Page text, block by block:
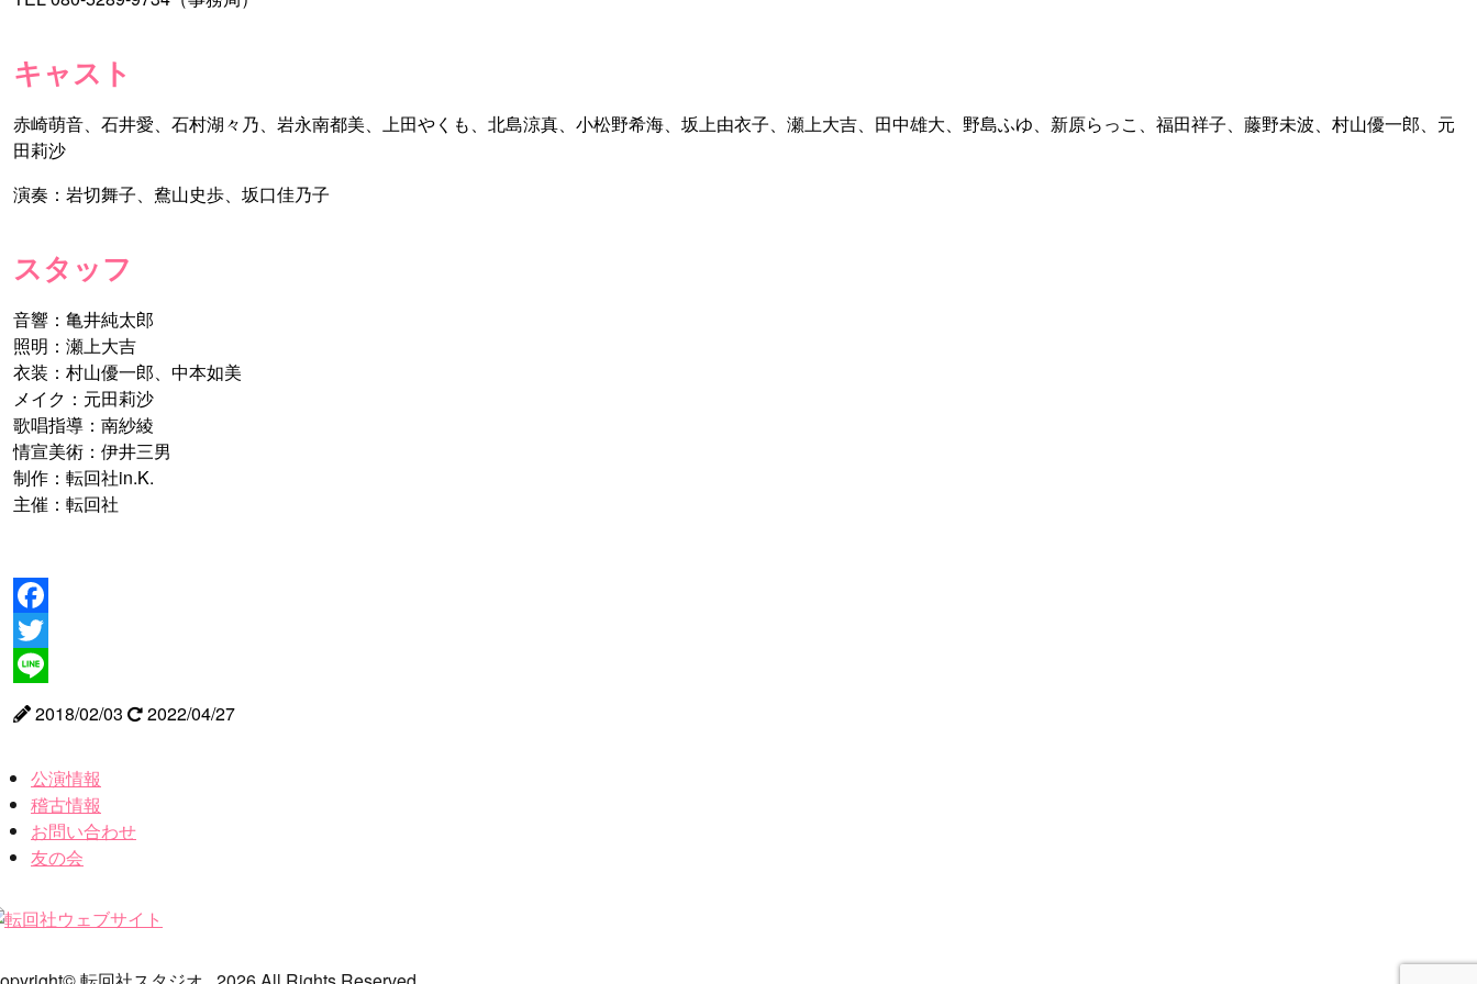
キャスト
赤崎萌音、石井愛、石村湖々乃、岩永南都美、上田やくも、北島涼真、小松野希海、坂上由衣子、瀬上大吉、田中雄大、野島ふゆ、新原らっこ、福田祥子、藤野未波、村山優一郎、元
田莉沙
演奏：岩切舞子、鴦山史歩、坂口佳乃子
スタッフ
音響：亀井純太郎
照明：瀬上大吉
衣装：村山優一郎、中本如美
メイク：元田莉沙
歌唱指導：南紗綾
情宣美術：伊井三男
制作：転回社in.K.
主催：転回社
Facebook
Twitter
Line
2018/02/03 2022/04/27
公演情報
稽古情報
お問い合わせ
友の会